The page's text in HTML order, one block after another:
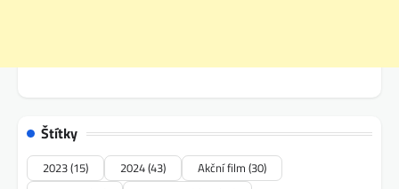
Štítky
2023(15) 2024(43) Akční film (30)